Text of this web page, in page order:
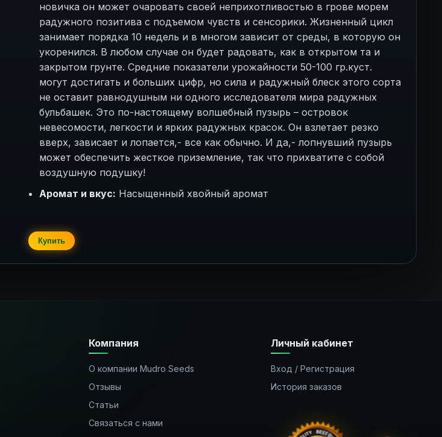
новичка он может очаровать своей неприхотливостью в грове морем
радужного позитива с подъемом чувств и сенсорики. Жизненный цикл
занимает порядка 10 недель и в многом зависит от среды, в которую он
укоренился. В любом случае он будет радовать, как в открытом та и
закрытом грунте. Средние показатели урожайности 50-100 гр.куст.
могут достигать и больших цифр, но сила и радужный блеск этого сорта
не оставит равнодушным ни одного исследователя мира радужных
бульбашек. Это по-настоящему волшебный пузырь – островок
невесомости, легкости и ярких радужных красок. Он взлетает резко
вверх, зависает и лопается,- все как обычно. И да,- лопнувший пузырь
может обеспечить жесткое приземление, так что прихватите с собой
воздушную подушку!
Аромат и вкус: Насыщенный хвойный аромат
Купить
Компания
О компании Mudro Seeds
Отзывы
Статьи
Связаться с нами
Личный кабинет
Вход / Регистрация
История заказов
Рассылка